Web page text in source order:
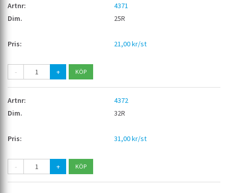
4371
25R
21,00 kr/st
- +
4372
32R
31,00 kr/st
- +